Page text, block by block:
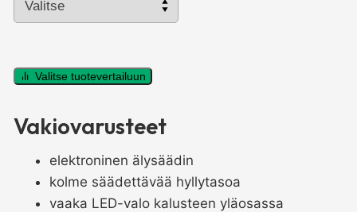
/
Indus
REM
määrä
Valitse tuotevertailuun
Vakiovarusteet
elektroninen älysäädin
kolme säädettävää hyllytasoa
vaaka LED-valo kalusteen yläosassa